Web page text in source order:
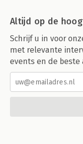
Altijd op de
Schrijf u in voor
met relevante
events en de beste